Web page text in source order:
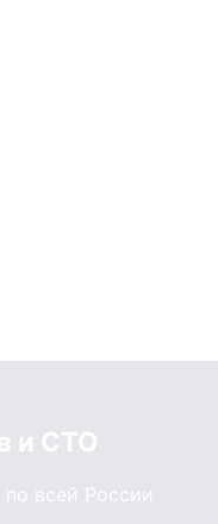
и СТО
всей России